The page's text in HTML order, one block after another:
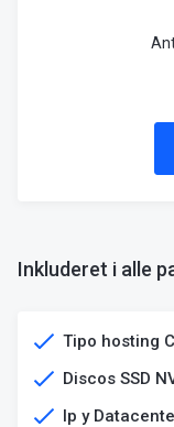
Inkluderet i alle
Tipo hosting
Discos SSD
Ip y